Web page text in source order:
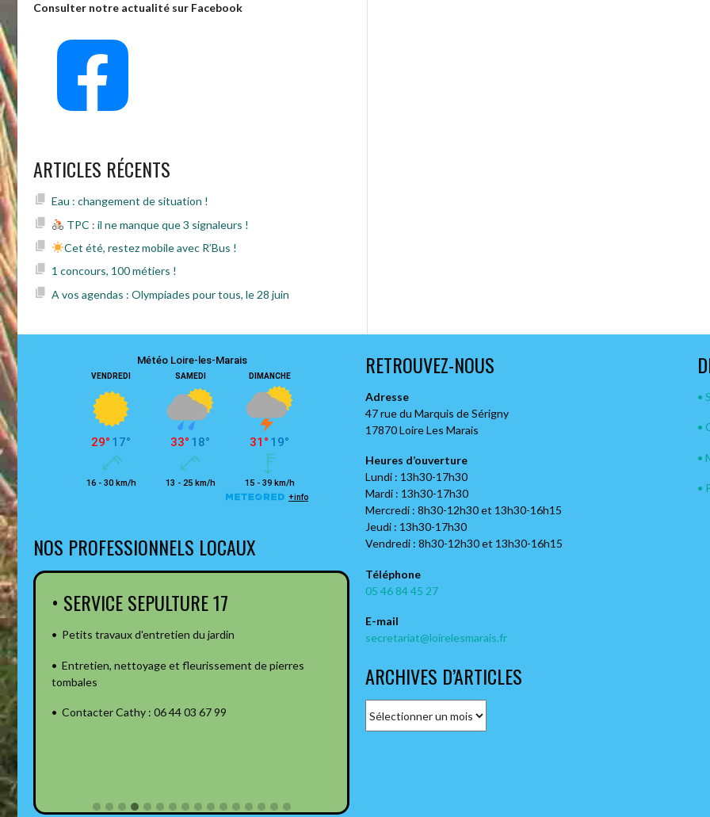
Consulter notre actualité sur Facebook
ARTICLES RÉCENTS
Eau : changement de situation !
TPC : il ne manque que 3 signaleurs !
Cet été, restez mobile avec R’Bus !
1 concours, 100 métiers !
A vos agendas : Olympiades pour tous, le 28 juin
NOS PROFESSIONNELS LOCAUX
• SERVICE SEPULTURE 17
• Petits travaux d'entretien du jardin
• Entretien, nettoyage et fleurissement de pierres
tombales
• Contacter Cathy : 06 44 03 67 99
• RACHETE FOURNI NÉGOCE
• Recyclage de métaux
RETROUVEZ-NOUS
Adresse
47 rue du Marquis de Sérigny
17870 Loire Les Marais
Heures d’ouverture
Lundi : 13h30-17h30
Mardi : 13h30-17h30
Mercredi : 8h30-12h30 et 13h30-16h15
Jeudi : 13h30-17h30
Vendredi : 8h30-12h30 et 13h30-16h15
Téléphone
05 46 84 45 27
E-mail
secretariat@loirelesmarais.fr
ARCHIVES D’ARTICLES
•
•
•
•